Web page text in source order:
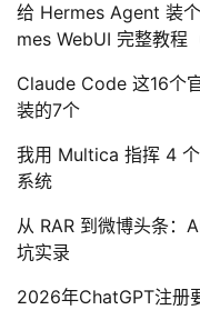
给 Hermes Agent 装
mes WebUI 完整教程
Claude Code 这16个
装的7个
我用 Multica 指挥 4
系统
从 RAR 到微博头条：
坑实录
2026年ChatGPT注册